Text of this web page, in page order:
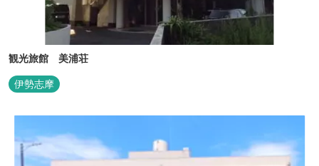
観光旅館 美浦荘
伊勢志摩